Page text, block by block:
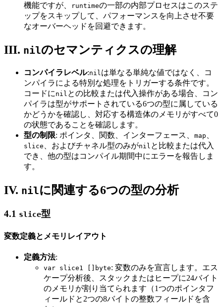
機能ですが、
runtimeの一部の内部プロセスはこのステ
ップをスキップして、パフォーマンスを向上させ不要
なオーバーヘッドを回避できます。
III. nilのセマンティクスの理解
コンパイラレベル:nil は単なる単純な値ではなく、コ
ンパイラによる特別な処理をトリガーする条件です。
コードに nil との比較または代入操作がある場合、コン
パイラは型がサポートされている6つの型に属している
かどうかを確認し、対応する構造体のメモリがすべて0
の状態であることを確認します。
型の制限: ポインタ、関数、インターフェース、 map
slice 、およびチャネル型のみがnil と比較または代入
でき、他の型はコンパイル期間中にエラーを報告しま
す。
IV. nilに関連する6つの型の分析
4.1 slice型
変数定義とメモリレイアウト
定義方法:
var slice1 []byte: 変数のみを宣言します。エス
ケープ分析後、スタックまたはヒープに24バイト
のメモリが割り当てられます（1つのポインタフ
ィールドと2つの8バイトの整数フィールドを含